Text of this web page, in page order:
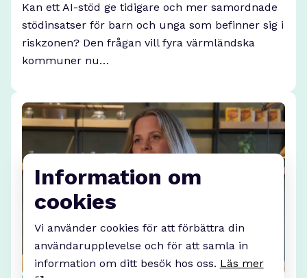
Kan ett AI-stöd ge tidigare och mer samordnade
stödinsatser för barn och unga som befinner sig i
riskzonen? Den frågan vill fyra värmländska
kommuner nu…
Information om
cookies
Vi använder cookies för att förbättra din
användarupplevelse och för att samla in
information om ditt besök hos oss. Läs mer